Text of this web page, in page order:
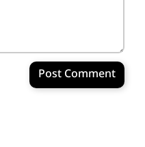
Post Comment